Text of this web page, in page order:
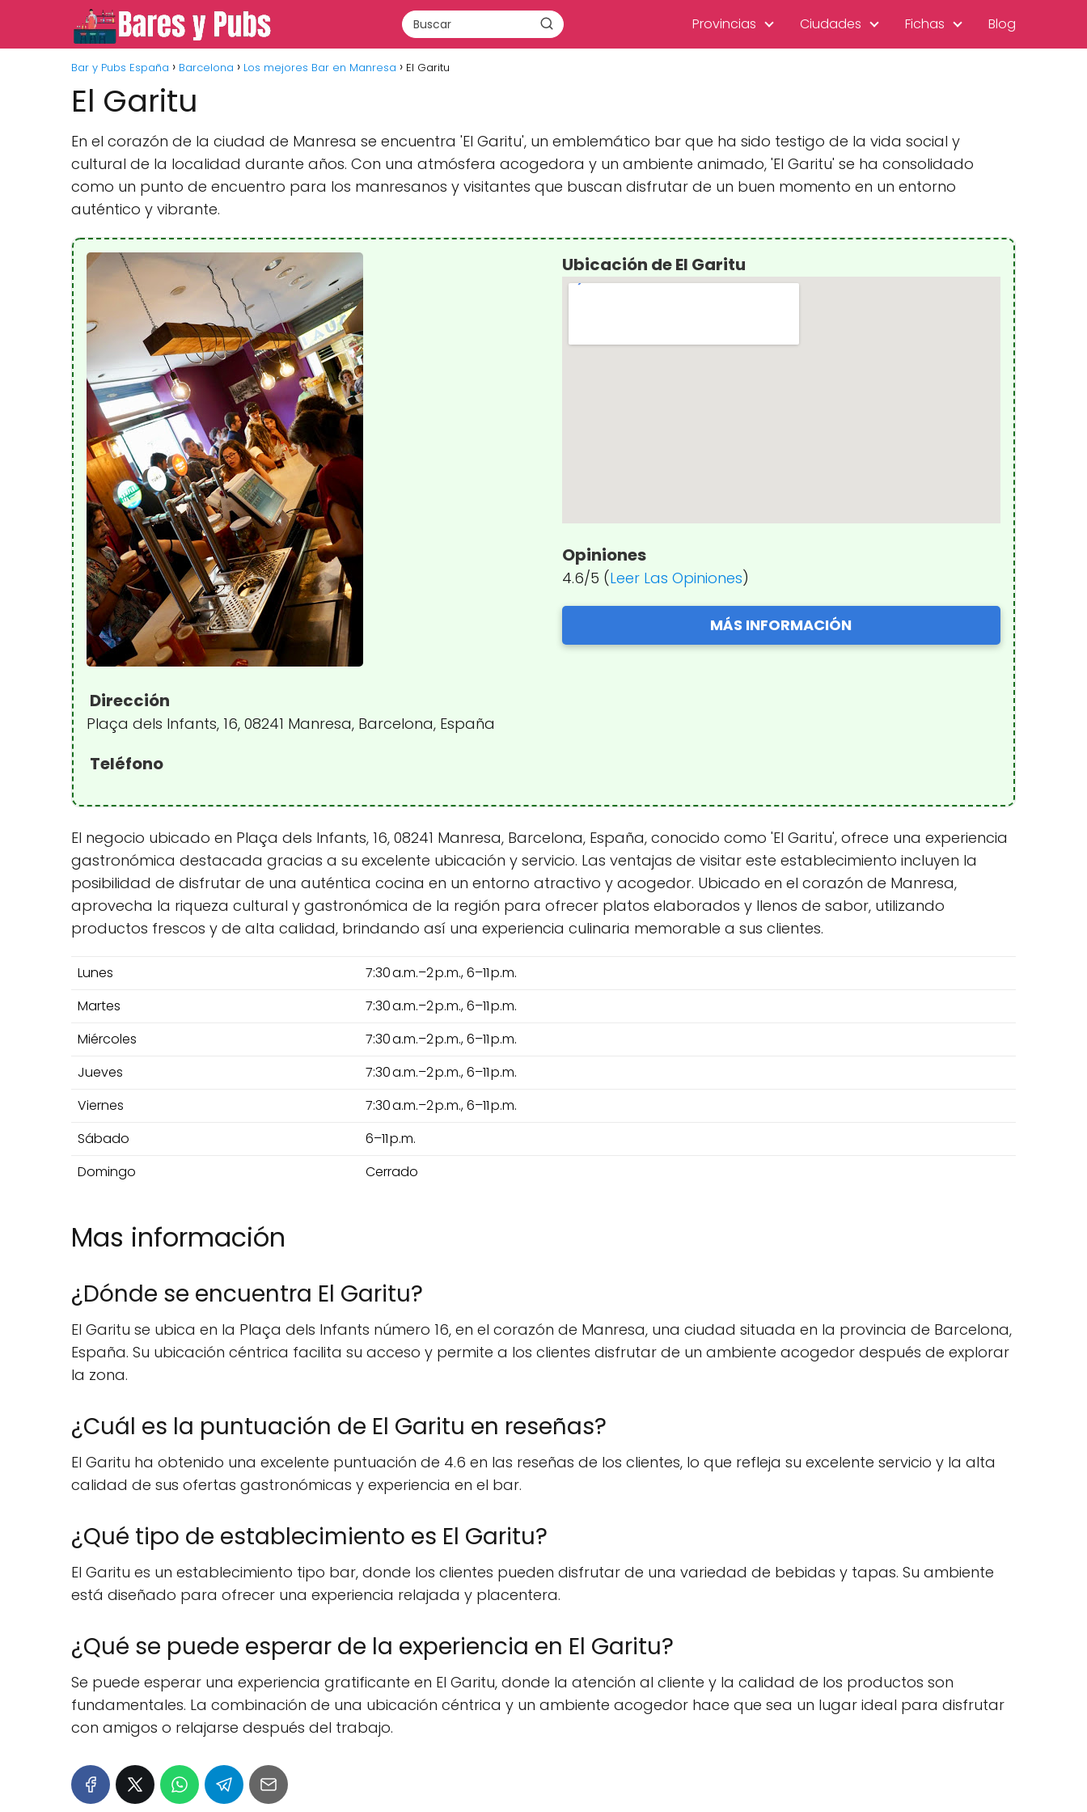
Provincias Ciudades Fichas Blog
Bar y Pubs España Barcelona Los mejores Bar en Manresa El Garitu
El Garitu
En el corazón de la ciudad de Manresa se encuentra 'El Garitu', un emblemático bar que ha sido testigo de la vida social y
cultural de la localidad durante años. Con una atmósfera acogedora y un ambiente animado, 'El Garitu' se ha consolidado
como un punto de encuentro para los manresanos y visitantes que buscan disfrutar de un buen momento en un entorno
auténtico y vibrante.
Dirección
Plaça dels Infants, 16, 08241 Manresa, Barcelona, España
Teléfono
Ubicación de El Garitu
Opiniones
4.6/5 (Leer Las Opiniones)
MÁS INFORMACIÓN
El negocio ubicado en Plaça dels Infants, 16, 08241 Manresa, Barcelona, España, conocido como 'El Garitu', ofrece una experiencia
gastronómica destacada gracias a su excelente ubicación y servicio. Las ventajas de visitar este establecimiento incluyen la
posibilidad de disfrutar de una auténtica cocina en un entorno atractivo y acogedor. Ubicado en el corazón de Manresa,
aprovecha la riqueza cultural y gastronómica de la región para ofrecer platos elaborados y llenos de sabor, utilizando
productos frescos y de alta calidad, brindando así una experiencia culinaria memorable a sus clientes.
Lunes
7:30 a.m.–2 p.m., 6–11 p.m.
Martes
7:30 a.m.–2 p.m., 6–11 p.m.
Miércoles
7:30 a.m.–2 p.m., 6–11 p.m.
Jueves
7:30 a.m.–2 p.m., 6–11 p.m.
Viernes
7:30 a.m.–2 p.m., 6–11 p.m.
Sábado
6–11 p.m.
Domingo
Cerrado
Mas información
¿Dónde se encuentra El Garitu?
El Garitu se ubica en la Plaça dels Infants número 16, en el corazón de Manresa, una ciudad situada en la provincia de Barcelona,
España. Su ubicación céntrica facilita su acceso y permite a los clientes disfrutar de un ambiente acogedor después de explorar
la zona.
¿Cuál es la puntuación de El Garitu en reseñas?
El Garitu ha obtenido una excelente puntuación de 4.6 en las reseñas de los clientes, lo que refleja su excelente servicio y la alta
calidad de sus ofertas gastronómicas y experiencia en el bar.
¿Qué tipo de establecimiento es El Garitu?
El Garitu es un establecimiento tipo bar, donde los clientes pueden disfrutar de una variedad de bebidas y tapas. Su ambiente
está diseñado para ofrecer una experiencia relajada y placentera.
¿Qué se puede esperar de la experiencia en El Garitu?
Se puede esperar una experiencia gratificante en El Garitu, donde la atención al cliente y la calidad de los productos son
fundamentales. La combinación de una ubicación céntrica y un ambiente acogedor hace que sea un lugar ideal para disfrutar
con amigos o relajarse después del trabajo.